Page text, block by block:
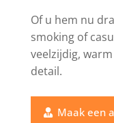
Of u hem nu
smoking of
veelzijdig,
detail.
Maak een